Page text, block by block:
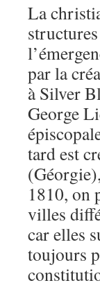
La
par la
à Silver
George
tard est
1810, on
villes
car elles
toujours